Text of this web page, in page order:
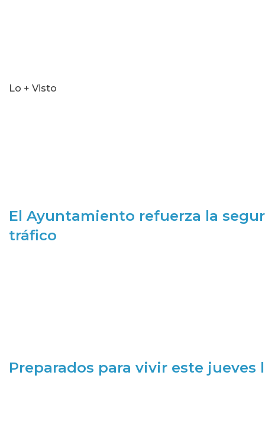
Lo + Visto
El Ayuntamiento refuerza la
tráfico
Preparados para vivir este jueves